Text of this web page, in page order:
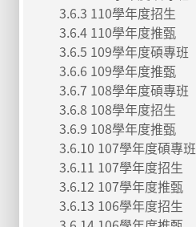
3.6.3 110學年度招生
3.6.4 110學年度推甄
3.6.5 109學年度碩專班
3.6.6 109學年度推甄
3.6.7 108學年度碩專班
3.6.8 108學年度招生
3.6.9 108學年度推甄
3.6.10 107學年度碩專班
3.6.11 107學年度招生
3.6.12 107學年度推甄
3.6.13 106學年度招生